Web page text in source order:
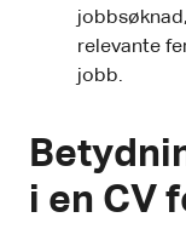
relevante
jobb.
i en CV